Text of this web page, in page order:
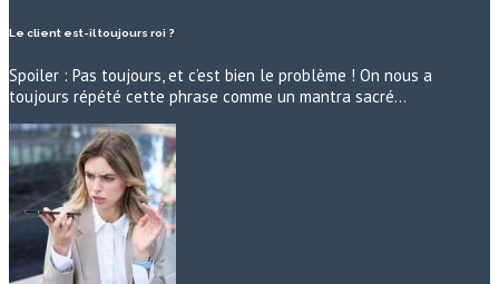
Le client est-il toujours roi ?
Spoiler : Pas toujours, et c’est bien le problème ! On nous a
toujours répété cette phrase comme un mantra sacré…